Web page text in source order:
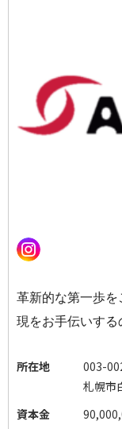
革新的な第一歩
現をお手伝いする
所在地
003-
札幌市
資本金